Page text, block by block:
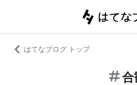
はてなブログ トップ
合